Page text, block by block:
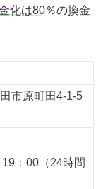
化は80％の換金
市原町田4-1-5
：00（24時間